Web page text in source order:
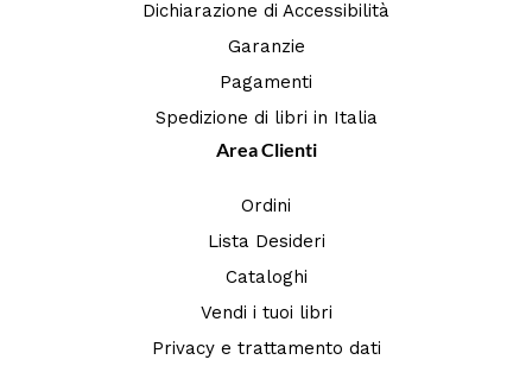
Dichiarazione di Accessibilità
Garanzie
Pagamenti
Spedizione di libri in Italia
Area Clienti
Ordini
Lista Desideri
Cataloghi
Vendi i tuoi libri
Privacy e trattamento dati